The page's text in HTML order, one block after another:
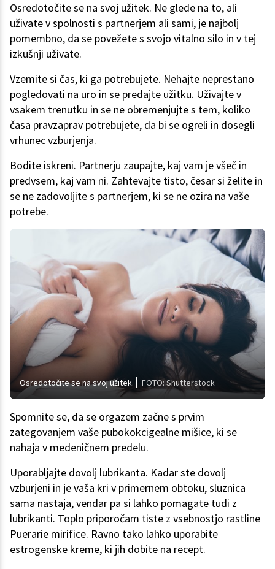
Osredotočite se na svoj užitek. Ne glede na to, ali
uživate v spolnosti s partnerjem ali sami, je najbolj
pomembno, da se povežete s svojo vitalno silo in v tej
izkušnji uživate.
Vzemite si čas, ki ga potrebujete. Nehajte neprestano
pogledovati na uro in se predajte užitku. Uživajte v
vsakem trenutku in se ne obremenjujte s tem, koliko
časa pravzaprav potrebujete, da bi se ogreli in dosegli
vrhunec vzburjenja.
Bodite iskreni. Partnerju zaupajte, kaj vam je všeč in
predvsem, kaj vam ni. Zahtevajte tisto, česar si želite in
se ne zadovoljite s partnerjem, ki se ne ozira na vaše
potrebe.
Osredotočite se na svoj užitek. FOTO: Shutterstock
Spomnite se, da se orgazem začne s prvim
zategovanjem vaše pubokokcigealne mišice, ki se
nahaja v medeničnem predelu.
Uporabljajte dovolj lubrikanta. Kadar ste dovolj
vzburjeni in je vaša kri v primernem obtoku, sluznica
sama nastaja, vendar pa si lahko pomagate tudi z
lubrikanti. Toplo priporočam tiste z vsebnostjo rastline
Puerarie mirifice. Ravno tako lahko uporabite
estrogenske kreme, ki jih dobite na recept.